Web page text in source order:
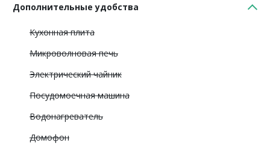
Дополнительные удобства
Кухонная плита
Микроволновая печь
Электрический чайник
Посудомоечная машина
Водонагреватель
Домофон